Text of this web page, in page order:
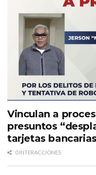
Vinculan a
presuntos
tarjetas bancarias
0 INTERACCIONES